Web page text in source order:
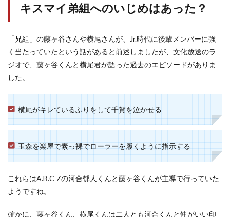
キスマイ弟組へのいじめはあった？
「兄組」の藤ヶ谷さんや横尾さんが、Jr.時代に後輩メンバーに強
く当たっていたという話があると前述しましたが、文化放送のラ
ジオで、藤ヶ谷くんと横尾君が語った過去のエピソードがありま
した。
横尾がキレているふりをして千賀を泣かせる
玉森を楽屋で素っ裸でローラーを履くように指示する
これらはA.B.C-Zの河合郁人くんと藤ヶ谷くんが主導で行っていた
ようですね。
確かに、藤ヶ谷くん、横尾くんは二人とも河合くんと仲がいい印